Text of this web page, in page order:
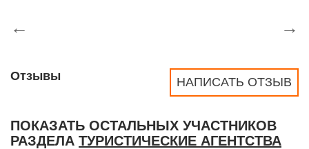
← →
НАПИСАТЬ ОТЗЫВ
Отзывы
ПОКАЗАТЬ ОСТАЛЬНЫХ УЧАСТНИКОВ
РАЗДЕЛА ТУРИСТИЧЕСКИЕ АГЕНТСТВА